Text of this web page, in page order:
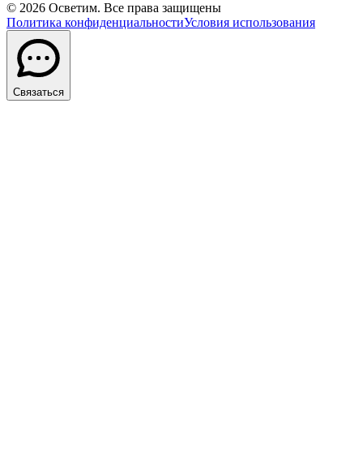
© 2026 Осветим. Все права защищены
Политика конфиденциальностиУсловия использования
Связаться